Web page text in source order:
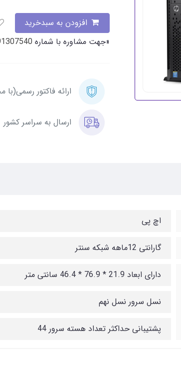
«جهت مشاوره با شماره
ارائه فاکتور رسمی(با
ارسال به سراسر کشور
اچ پی
گارانتی 12ماهه شبکه سنتر
دارای ابعاد 21.9 * 76.9 * 46.4 سانتی متر
نسل سرور نسل نهم
پشتیبانی حداکثر تعداد هسته سرور 44